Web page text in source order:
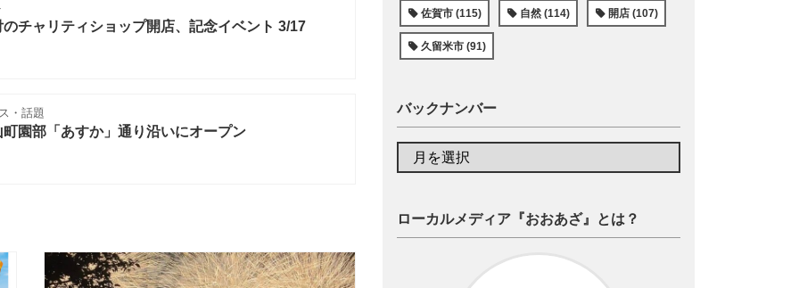
チャリティショップ開店、記念イベント 3/17
・話題
園部「あすか」通り沿いにオープン
佐賀市 (115) 自然 (114) 開店 (107)
久留米市 (91)
バックナンバー
ローカルメディア『おおあざ』とは？